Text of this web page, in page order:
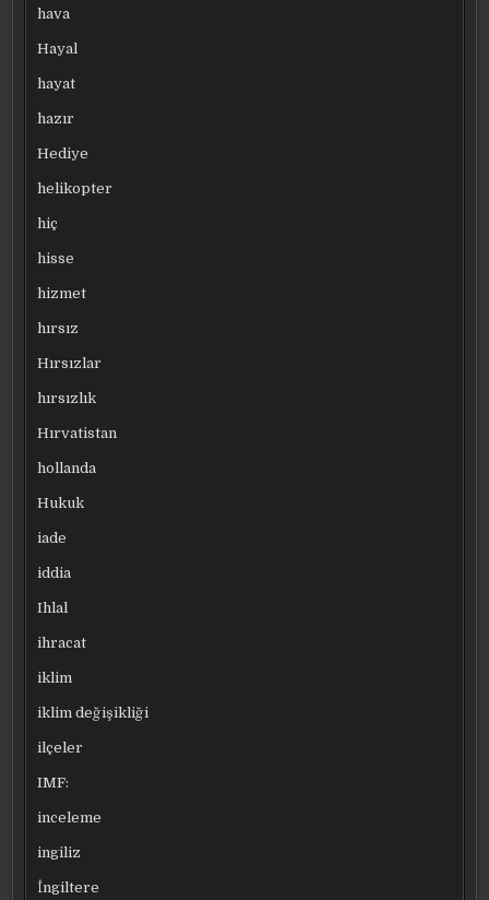
hava
Hayal
hayat
hazır
Hediye
helikopter
hiç
hisse
hizmet
hırsız
Hırsızlar
hırsızlık
Hırvatistan
hollanda
Hukuk
iade
iddia
Ihlal
ihracat
iklim
iklim değişikliği
ilçeler
IMF:
inceleme
ingiliz
İngiltere